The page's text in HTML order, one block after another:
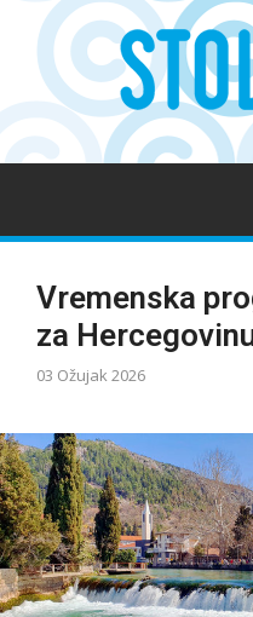
Vremenska
za
03 Ožujak 2026